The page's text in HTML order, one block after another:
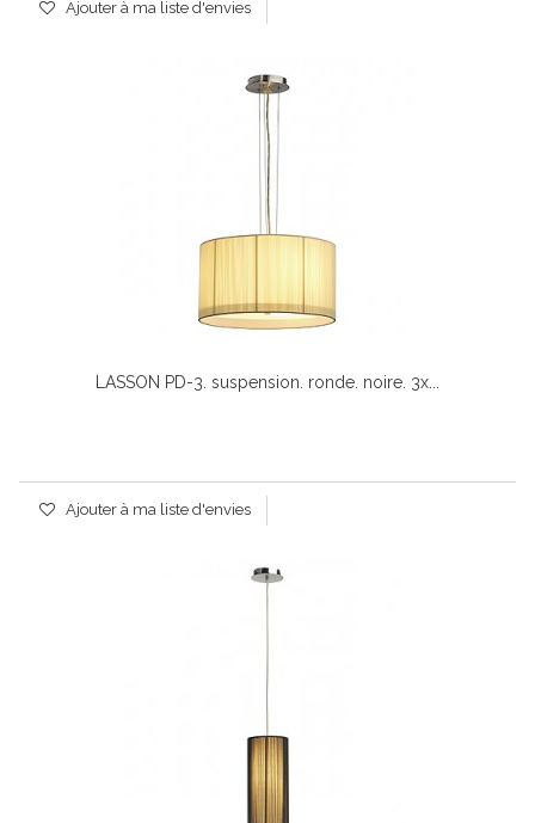
Ajouter à ma liste d'envies
LASSON PD-3. suspension. ronde. noire. 3x...
Ajouter à ma liste d'envies